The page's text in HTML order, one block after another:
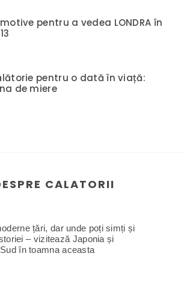
motive pentru a vedea LONDRA în
pentru o dată în viață:
de miere
CALATORII
țări, dar unde poți simți și
– vizitează Japonia și
în toamna aceasta